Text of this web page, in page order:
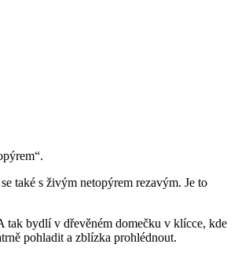
také s živým netopýrem rezavým. Je to
tak bydlí v dřevěném domečku v klícce, kde
pohladit a zblízka prohlédnout.